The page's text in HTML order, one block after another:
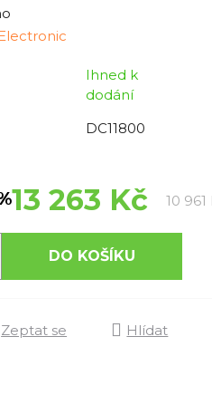
Ihned k
dodání
DC11800
13 263 Kč 10
DO KOŠÍKU
Zeptat se Hlídat